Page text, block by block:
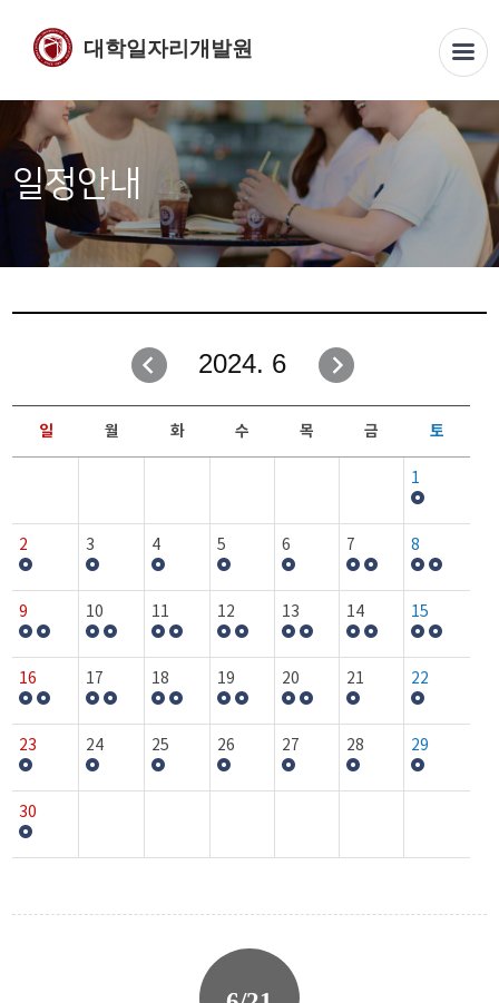
대학일자리개발원
일정안내
2024. 6
일 월 화 수 목 금 토
1
2 3 4 5 6 7 8
9 10 11 12 13 14 15
16 17 18 19 20 21 22
23 24 25 26 27 28 29
30